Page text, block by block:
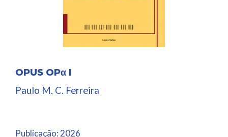
OPUS OPα I
Paulo M. C. Ferreira
Publicação: 2026